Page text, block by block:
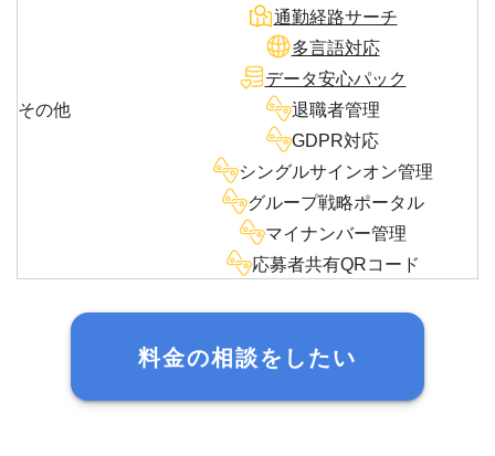
その他
通勤経路サーチ
多言語対応
データ安心パック
退職者管理
GDPR対応
シングルサインオン管理
グループ戦略ポータル
マイナンバー管理
応募者共有QRコード
料金の相談をしたい